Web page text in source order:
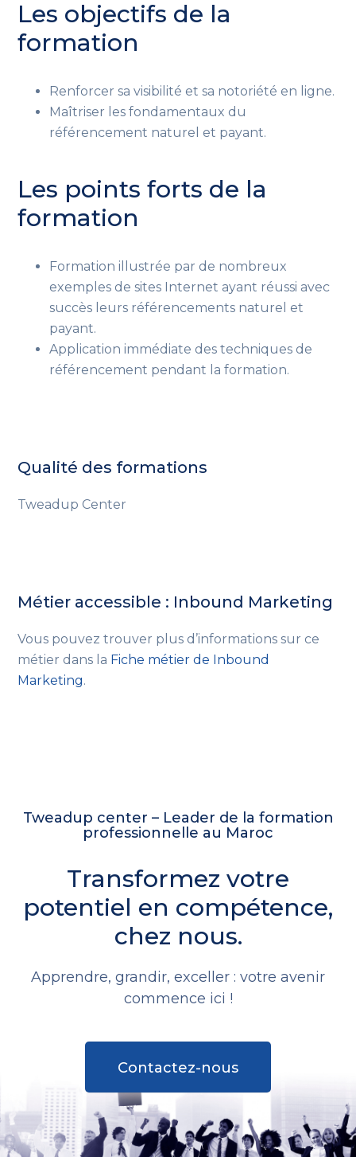
Les objectifs de la
formation
Renforcer sa visibilité et sa notoriété en ligne.
Maîtriser les fondamentaux du
référencement naturel et payant.
Les points forts de la
formation
Formation illustrée par de nombreux
exemples de sites Internet ayant réussi avec
succès leurs référencements naturel et
payant.
Application immédiate des techniques de
référencement pendant la formation.
Qualité des formations
Tweadup Center
Métier accessible : Inbound Marketing
Vous pouvez trouver plus d’informations sur ce
métier dans la Fiche métier de Inbound
Marketing.
Tweadup center – Leader de la formation
professionnelle au Maroc
Transformez votre
potentiel en compétence,
chez nous.
Apprendre, grandir, exceller : votre avenir
commence ici !
Contactez-nous